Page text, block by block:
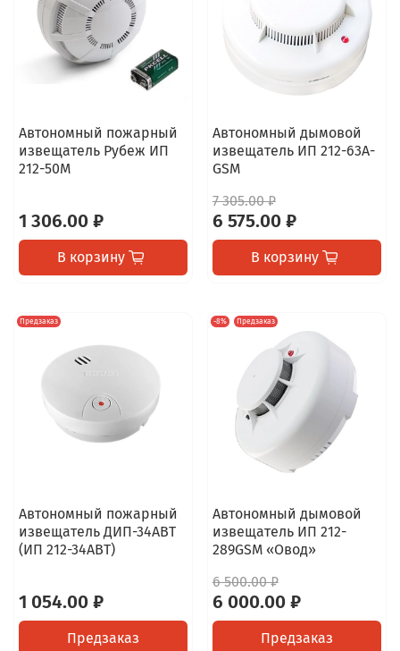
Автономный пожарный
извещатель Рубеж ИП
212-50М
1 306.00 ₽
В корзину
Автономный дымовой
извещатель ИП 212-63А-
GSM
7 305.00 ₽
6 575.00 ₽
В корзину
Предзаказ
Автономный пожарный
извещатель ДИП-34АВТ
(ИП 212-34АВТ)
1 054.00 ₽
Предзаказ
-8% Предзаказ
Автономный дымовой
извещатель ИП 212-
289GSM «Овод»
6 500.00 ₽
6 000.00 ₽
Предзаказ